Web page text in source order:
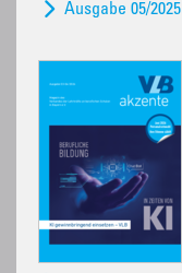
Ausgabe 05/2025